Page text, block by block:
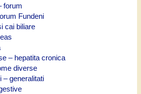
forum
Fundeni
cai biliare
– hepatita cronica
diverse
– generalitati